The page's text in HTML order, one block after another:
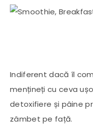
Indiferent dacă îl
mențineți cu ceva
detoxifiere și pâine
zâmbet pe față.